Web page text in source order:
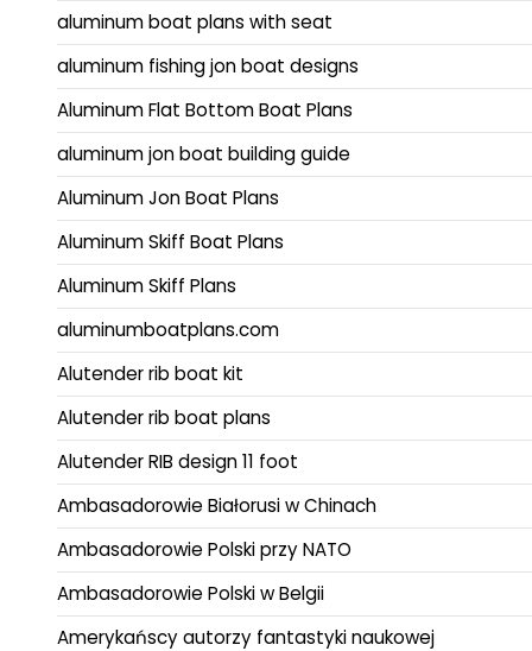
aluminum boat plans with seat
aluminum fishing jon boat designs
Aluminum Flat Bottom Boat Plans
aluminum jon boat building guide
Aluminum Jon Boat Plans
Aluminum Skiff Boat Plans
Aluminum Skiff Plans
aluminumboatplans.com
Alutender rib boat kit
Alutender rib boat plans
Alutender RIB design 11 foot
Ambasadorowie Białorusi w Chinach
Ambasadorowie Polski przy NATO
Ambasadorowie Polski w Belgii
Amerykańscy autorzy fantastyki naukowej